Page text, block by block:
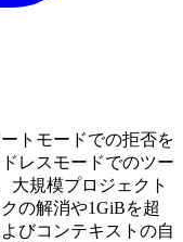
トモードでの拒否を
レスモードでのツー
大規模プロジェクト
の解消や1GiBを超
びコンテキストの自